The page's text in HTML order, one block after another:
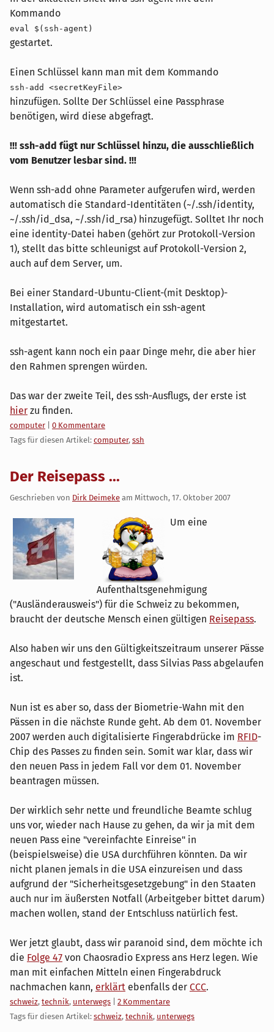
Kommando
eval $(ssh-agent)
gestartet.
Einen Schlüssel kann man mit dem Kommando
ssh-add <secretKeyFile>
hinzufügen. Sollte Der Schlüssel eine Passphrase
benötigen, wird diese abgefragt.
!!! ssh-add fügt nur Schlüssel hinzu, die ausschließlich
vom Benutzer lesbar sind. !!!
Wenn ssh-add ohne Parameter aufgerufen wird, werden
automatisch die Standard-Identitäten (~/.ssh/identity,
~/.ssh/id_dsa, ~/.ssh/id_rsa) hinzugefügt. Solltet Ihr noch
eine identity-Datei haben (gehört zur Protokoll-Version
1), stellt das bitte schleunigst auf Protokoll-Version 2,
auch auf dem Server, um.
Bei einer Standard-Ubuntu-Client-(mit Desktop)-
Installation, wird automatisch ein ssh-agent
mitgestartet.
ssh-agent kann noch ein paar Dinge mehr, die aber hier
den Rahmen sprengen würden.
Das war der zweite Teil, des ssh-Ausflugs, der erste ist
hier zu finden.
Kategorien:
computer
0 Kommentare
Tags für diesen Artikel: computer, ssh
Der Reisepass ...
Geschrieben von Dirk Deimeke am Mittwoch, 17. Oktober 2007
Um eine
Aufenthaltsgenehmigung
("Ausländerausweis") für die Schweiz zu bekommen,
braucht der deutsche Mensch einen gültigen Reisepass.
Also haben wir uns den Gültigkeitszeitraum unserer Pässe
angeschaut und festgestellt, dass Silvias Pass abgelaufen
ist.
Nun ist es aber so, dass der Biometrie-Wahn mit den
Pässen in die nächste Runde geht. Ab dem 01. November
2007 werden auch digitalisierte Fingerabdrücke im RFID-
Chip des Passes zu finden sein. Somit war klar, dass wir
den neuen Pass in jedem Fall vor dem 01. November
beantragen müssen.
Der wirklich sehr nette und freundliche Beamte schlug
uns vor, wieder nach Hause zu gehen, da wir ja mit dem
neuen Pass eine "vereinfachte Einreise" in
(beispielsweise) die USA durchführen könnten. Da wir
nicht planen jemals in die USA einzureisen und dass
aufgrund der "Sicherheitsgesetzgebung" in den Staaten
auch nur im äußersten Notfall (Arbeitgeber bittet darum)
machen wollen, stand der Entschluss natürlich fest.
Wer jetzt glaubt, dass wir paranoid sind, dem möchte ich
die Folge 47 von Chaosradio Express ans Herz legen. Wie
man mit einfachen Mitteln einen Fingerabdruck
nachmachen kann, erklärt ebenfalls der CCC.
Kategorien:
schweiz, technik, unterwegs
2 Kommentare
Tags für diesen Artikel: schweiz, technik, unterwegs